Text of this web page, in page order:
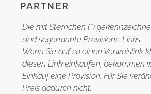
PARTNER
Die mit Sternchen (*)
sind sogenannte Provisions-Links.
Wenn Sie auf so einen Verweislink
diesen Link einkaufen, bekommen
Einkauf eine Provision. Für Sie
Preis dadurch nicht.